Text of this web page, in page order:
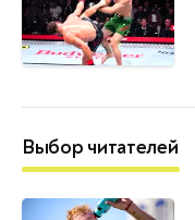
Выбор читателей